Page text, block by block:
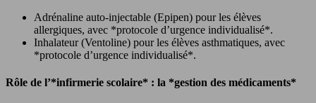
Adrénaline auto-injectable (Epipen) pour les élèves
allergiques, avec *protocole d’urgence individualisé*.
Inhalateur (Ventoline) pour les élèves asthmatiques, avec
*protocole d’urgence individualisé*.
Rôle de l’*infirmerie scolaire* : la *gestion des médicaments*